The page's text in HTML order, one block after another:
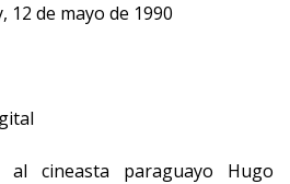
12 de mayo de 1990
al cineasta paraguayo Hugo